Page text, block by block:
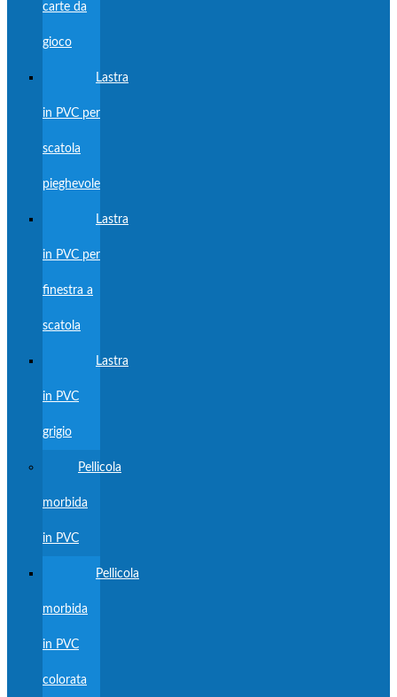
carte da
gioco
Lastra
in PVC per
scatola
pieghevole
Lastra
in PVC per
finestra a
scatola
Lastra
in PVC
grigio
Pellicola
morbida
in PVC
Pellicola
morbida
in PVC
colorata